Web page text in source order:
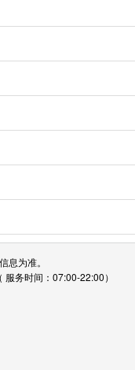
息为准。
务时间：07:00-22:00）